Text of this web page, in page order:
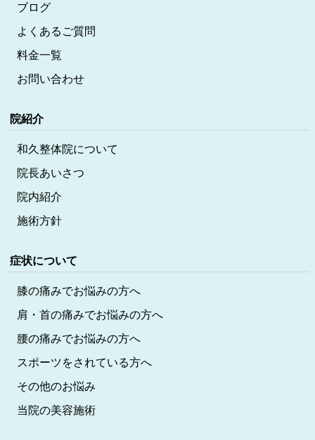
ブログ
よくあるご質問
料金一覧
お問い合わせ
院紹介
和久整体院について
院長あいさつ
院内紹介
施術方針
症状について
膝の痛みでお悩みの方へ
肩・首の痛みでお悩みの方へ
腰の痛みでお悩みの方へ
スポーツをされている方へ
その他のお悩み
当院の美容施術